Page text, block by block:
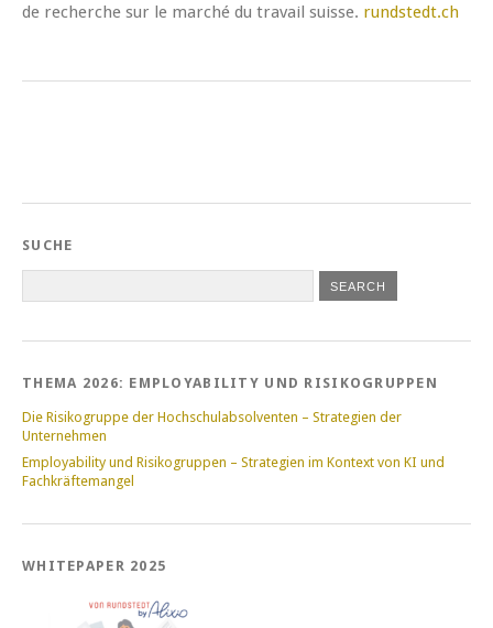
de recherche sur le marché du travail suisse. rundstedt.ch
SUCHE
THEMA 2026: EMPLOYABILITY UND RISIKOGRUPPEN
Die Risikogruppe der Hochschulabsolventen – Strategien der
Unternehmen
Employability und Risikogruppen – Strategien im Kontext von KI und
Fachkräftemangel
WHITEPAPER 2025